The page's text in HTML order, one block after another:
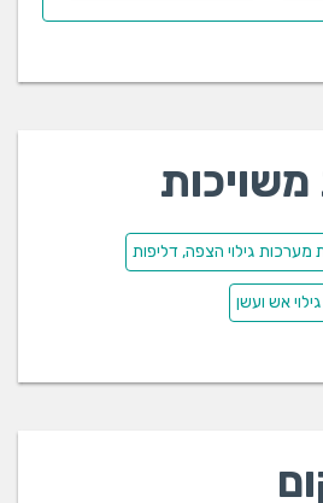
משויכות
מערכות גילוי הצפה, דליפות
אש ועשן